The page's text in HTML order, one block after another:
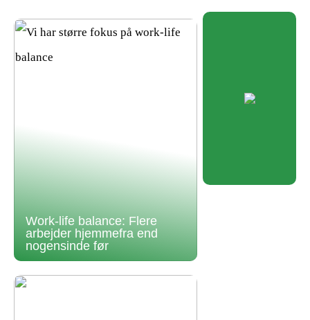
Work-life balance: Flere
arbejder hjemmefra end
nogensinde før